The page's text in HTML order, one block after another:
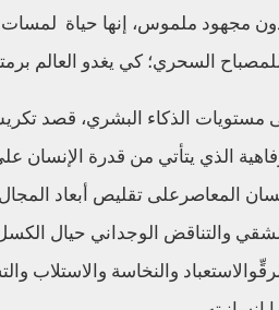
مجهود ملموس، إنها حياة
لمصباح السحري؛ كي يغدو العالم
مستويات الذكاء البشري، قصد
الذي يتأتي من قدرة الإنسان
المعاصرعلى تقليص أبعاد المجال
والتناقض الوجداني حيال
قِّوالاستعباد والنخاسة والاستلاب